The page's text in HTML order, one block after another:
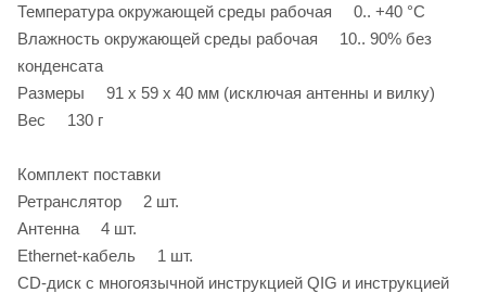
Температура окружающей среды рабочая 0.. +40 °C
Влажность окружающей среды рабочая 10.. 90% без
конденсата
Размеры 91 х 59 х 40 мм (исключая антенны и вилку)
Вес 130 г
Комплект поставки
Ретранслятор 2 шт.
Антенна 4 шт.
Ethernet-кабель 1 шт.
CD-диск с многоязычной инструкцией QIG и инструкцией